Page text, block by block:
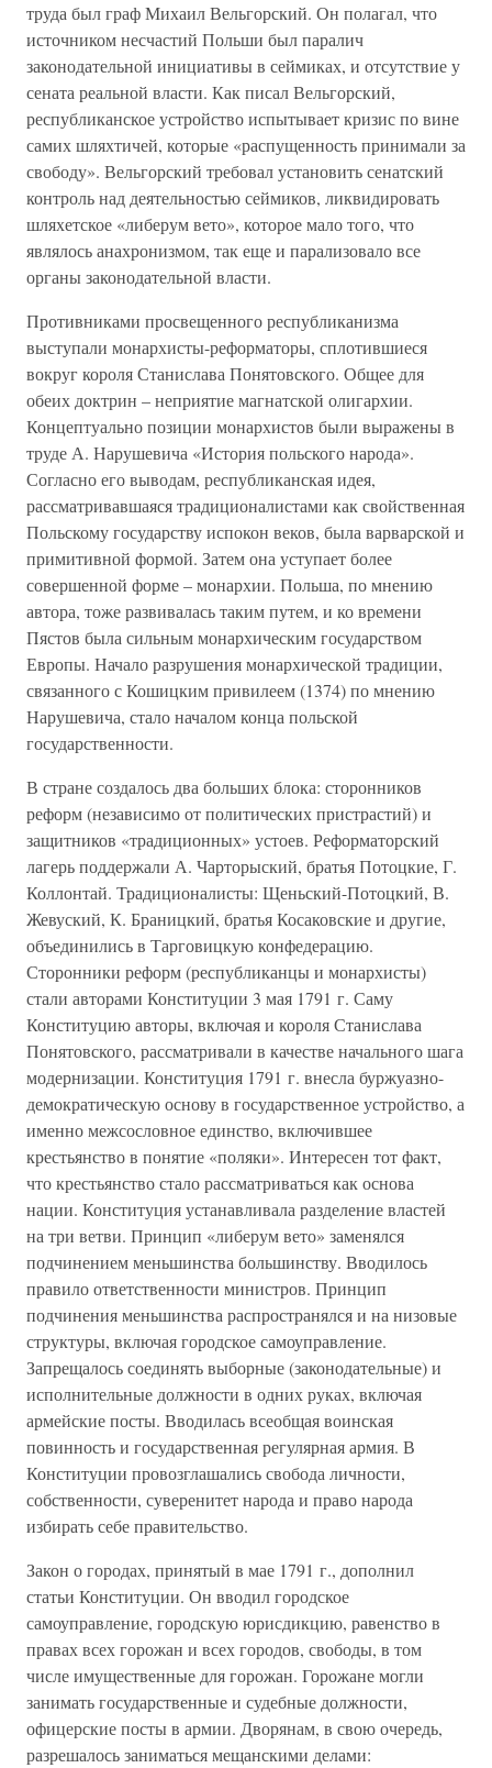
труда был граф Михаил Вельгорский. Он полагал, что
источником несчастий Польши был паралич
законодательной инициативы в сеймиках, и отсутствие у
сената реальной власти. Как писал Вельгорский,
республиканское устройство испытывает кризис по вине
самих шляхтичей, которые «распущенность принимали за
свободу». Вельгорский требовал установить сенатский
контроль над деятельностью сеймиков, ликвидировать
шляхетское «либерум вето», которое мало того, что
являлось анахронизмом, так еще и парализовало все
органы законодательной власти.
Противниками просвещенного республиканизма
выступали монархисты-реформаторы, сплотившиеся
вокруг короля Станислава Понятовского. Общее для
обеих доктрин – неприятие магнатской олигархии.
Концептуально позиции монархистов были выражены в
труде А. Нарушевича «История польского народа».
Согласно его выводам, республиканская идея,
рассматривавшаяся традиционалистами как свойственная
Польскому государству испокон веков, была варварской и
примитивной формой. Затем она уступает более
совершенной форме – монархии. Польша, по мнению
автора, тоже развивалась таким путем, и ко времени
Пястов была сильным монархическим государством
Европы. Начало разрушения монархической традиции,
связанного с Кошицким привилеем (1374) по мнению
Нарушевича, стало началом конца польской
государственности.
В стране создалось два больших блока: сторонников
реформ (независимо от политических пристрастий) и
защитников «традиционных» устоев. Реформаторский
лагерь поддержали А. Чарторыский, братья Потоцкие, Г.
Коллонтай. Традиционалисты: Щеньский-Потоцкий, В.
Жевуский, К. Браницкий, братья Косаковские и другие,
объединились в Тарговицкую конфедерацию.
Сторонники реформ (республиканцы и монархисты)
стали авторами Конституции 3 мая 1791 г. Саму
Конституцию авторы, включая и короля Станислава
Понятовского, рассматривали в качестве начального шага
модернизации. Конституция 1791 г. внесла буржуазно-
демократическую основу в государственное устройство, а
именно межсословное единство, включившее
крестьянство в понятие «поляки». Интересен тот факт,
что крестьянство стало рассматриваться как основа
нации. Конституция устанавливала разделение властей
на три ветви. Принцип «либерум вето» заменялся
подчинением меньшинства большинству. Вводилось
правило ответственности министров. Принцип
подчинения меньшинства распространялся и на низовые
структуры, включая городское самоуправление.
Запрещалось соединять выборные (законодательные) и
исполнительные должности в одних руках, включая
армейские посты. Вводилась всеобщая воинская
повинность и государственная регулярная армия. В
Конституции провозглашались свобода личности,
собственности, суверенитет народа и право народа
избирать себе правительство.
Закон о городах, принятый в мае 1791 г., дополнил
статьи Конституции. Он вводил городское
самоуправление, городскую юрисдикцию, равенство в
правах всех горожан и всех городов, свободы, в том
числе имущественные для горожан. Горожане могли
занимать государственные и судебные должности,
офицерские посты в армии. Дворянам, в свою очередь,
разрешалось заниматься мещанскими делами: